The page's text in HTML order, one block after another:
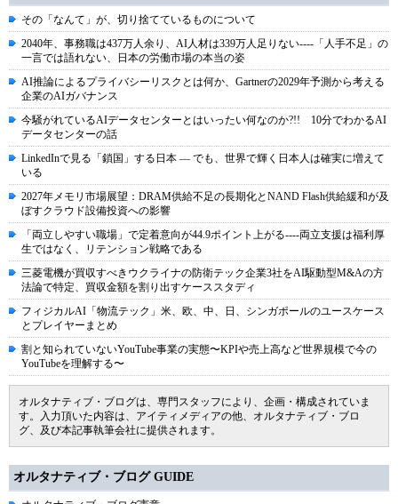
その「なんて」が、切り捨てているものについて
2040年、事務職は437万人余り、AI人材は339万人足りない----「人手不足」の
一言では語れない、日本の労働市場の本当の姿
AI推論によるプライバシーリスクとは何か、Gartnerの2029年予測から考える
企業のAIガバナンス
今騒がれているAIデータセンターとはいったい何なのか?!! 10分でわかるAI
データセンターの話
LinkedInで見る「鎖国」する日本 ― でも、世界で輝く日本人は確実に増えて
いる
2027年メモリ市場展望：DRAM供給不足の長期化とNAND Flash供給緩和が及
ぼすクラウド設備投資への影響
「両立しやすい職場」で定着意向が44.9ポイント上がる----両立支援は福利厚
生ではなく、リテンション戦略である
三菱電機が買収すべきウクライナの防衛テック企業3社をAI駆動型M&Aの方
法論で特定、買収金額を割り出すケーススタディ
フィジカルAI「物流テック」米、欧、中、日、シンガポールのユースケース
とプレイヤーまとめ
割と知られていないYouTube事業の実態〜KPIや売上高など世界規模で今の
YouTubeを理解する〜
オルタナティブ・ブログは、専門スタッフにより、企画・構成されていま
す。入力頂いた内容は、アイティメディアの他、オルタナティブ・ブロ
グ、及び本記事執筆会社に提供されます。
オルタナティブ・ブログ GUIDE